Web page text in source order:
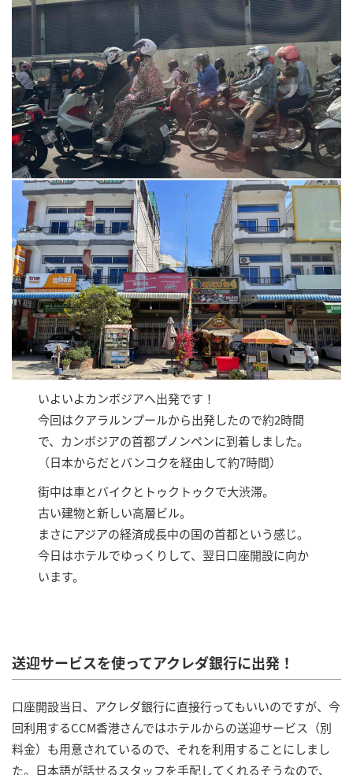
いよいよカンボジアへ出発です！
今回はクアラルンプールから出発したので約2時間
で、カンボジアの首都プノンペンに到着しました。
（日本からだとバンコクを経由して約7時間）
街中は車とバイクとトゥクトゥクで大渋滞。
古い建物と新しい高層ビル。
まさにアジアの経済成長中の国の首都という感じ。
今日はホテルでゆっくりして、翌日口座開設に向か
います。
送迎サービスを使ってアクレダ銀行に出発！
口座開設当日、アクレダ銀行に直接行ってもいいのですが、今
回利用するCCM香港さんではホテルからの送迎サービス（別
料金）も用意されているので、それを利用することにしまし
た。日本語が話せるスタッフを手配してくれるそうなので、